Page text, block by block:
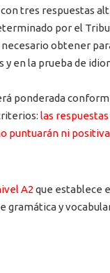
tres respuestas
por el
obtener
en la prueba de
ponderada
las
puntuarán ni
A2 que establece
gramática y